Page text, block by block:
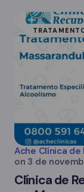
Ache Clínica
on 3 de
Clínica de